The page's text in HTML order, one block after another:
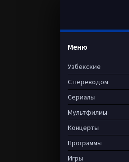
Меню
Узбекские
С переводом
Сериалы
Мультфилмы
Концерты
Программы
Игры